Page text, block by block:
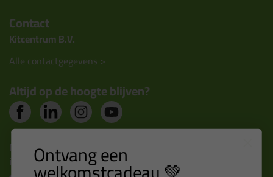
Contact
Kitcentrum B.V.
Alle contactgegevens >
Altijd op de hoogte blijven?
Nieuws, tips en exclusieve deals rechtstreeks in je
inbox Ontvang een